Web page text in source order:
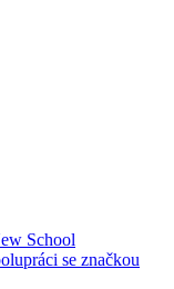
School
se značkou